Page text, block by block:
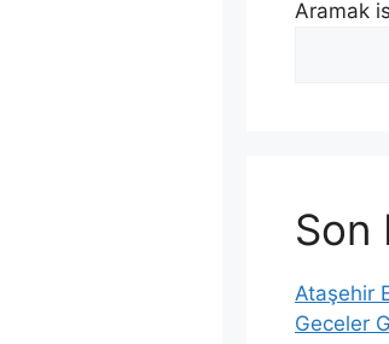
Aramak
Son
Ataşehir
Geceler